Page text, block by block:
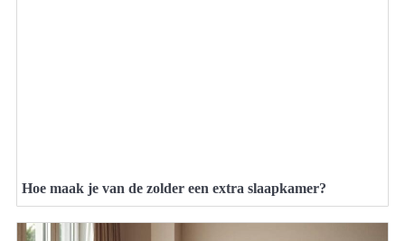
Hoe maak je van de zolder een extra slaapkamer?